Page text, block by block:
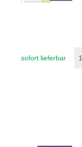
sofort lieferbar